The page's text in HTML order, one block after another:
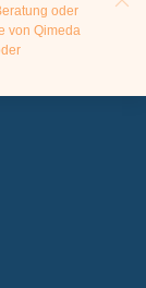
oder
von Qimeda